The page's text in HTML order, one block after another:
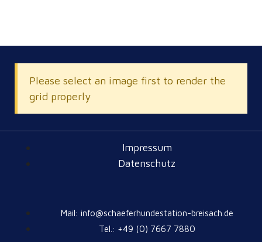
Please select an image first to render the
grid properly
Impressum
Datenschutz
Mail: info@schaeferhundestation-breisach.de
Tel.: +49 (0) 7667 7880